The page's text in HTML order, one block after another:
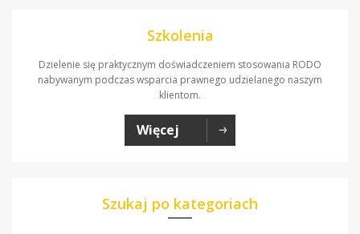
Szkolenia
Dzielenie się praktycznym doświadczeniem stosowania RODO
nabywanym podczas wsparcia prawnego udzielanego naszym
klientom.
Więcej
Szukaj po kategoriach